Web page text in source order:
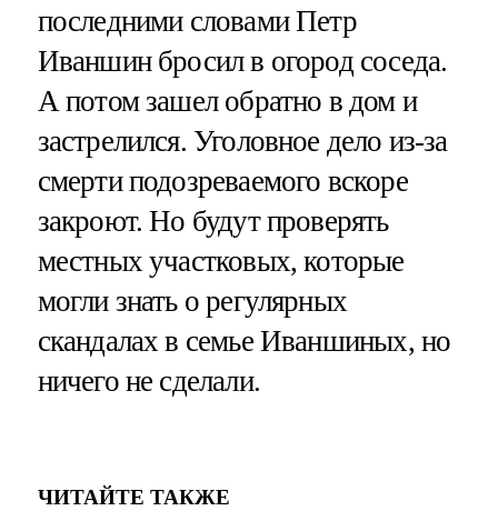
последними словами Петр
Иваншин бросил в огород соседа.
А потом зашел обратно в дом и
застрелился. Уголовное дело из-за
смерти подозреваемого вскоре
закроют. Но будут проверять
местных участковых, которые
могли знать о регулярных
скандалах в семье Иваншиных, но
ничего не сделали.
ЧИТАЙТЕ ТАКЖЕ